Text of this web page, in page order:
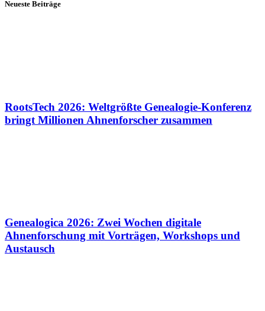
Neueste Beiträge
RootsTech 2026: Weltgrößte Genealogie-Konferenz
bringt Millionen Ahnenforscher zusammen
Genealogica 2026: Zwei Wochen digitale
Ahnenforschung mit Vorträgen, Workshops und
Austausch